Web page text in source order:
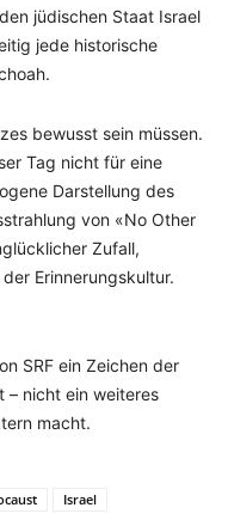
jüdischen Staat Israel
jede historische
bewusst sein müssen.
Tag nicht für eine
Darstellung des
von «No Other
Zufall,
Erinnerungskultur.
SRF ein Zeichen der
– nicht ein weiteres
macht.
Israel